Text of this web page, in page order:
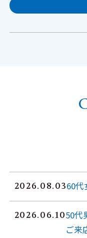
2026.08.0360代
2026.06.1050代
ご来